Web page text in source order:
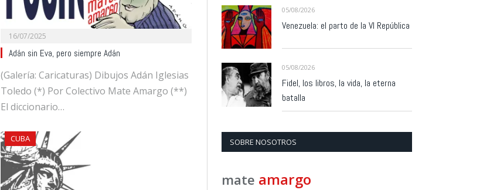
16/07/2025
Adán sin Eva, pero siempre Adán
(Galería: Caricaturas) Dibujos Adán Iglesias
Toledo (*) Por Colectivo Mate Amargo (**)
El diccionario…
CUBA
05/08/2026
Venezuela: el parto de la VI República
05/08/2026
Fidel, los libros, la vida, la eterna
batalla
SOBRE NOSOTROS
mate amargo